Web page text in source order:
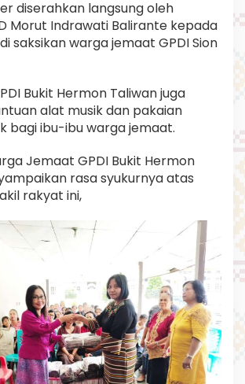
diserahkan langsung oleh
Morut Indrawati Balirante kepada
saksikan warga jemaat GPDI Sion
Bukit Hermon Taliwan juga
alat musik dan pakaian
bagi ibu-ibu warga jemaat.
Jemaat GPDI Bukit Hermon
rasa syukurnya atas
rakyat ini,